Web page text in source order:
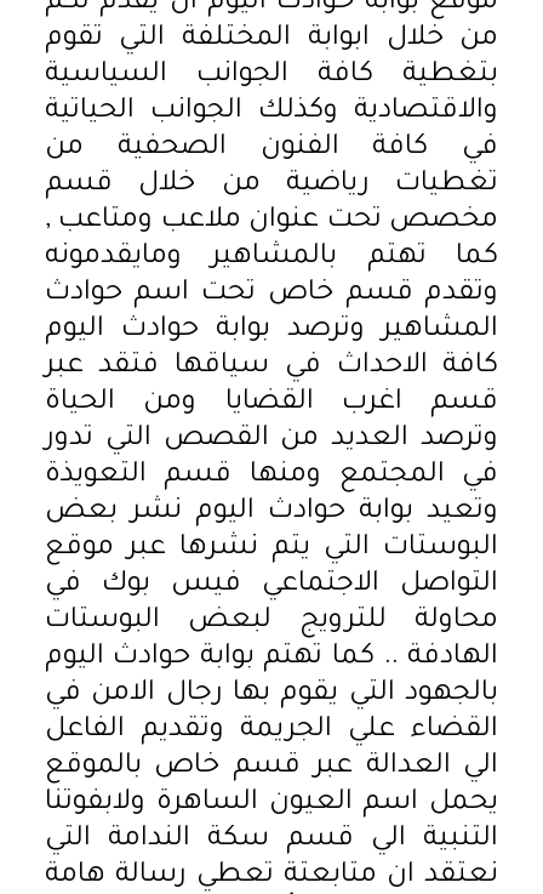
من خلال ابوابة المختلفة التي تقوم
بتغطية كافة الجوانب السياسية
والاقتصادية وكذلك الجوانب الحياتية
في كافة الفنون الصحفية من
تغطيات رياضية من خلال قسم
مخصص تحت عنوان ملاعب ومتاعب ,
كما تهتم بالمشاهير ومايقدمونه
وتقدم قسم خاص تحت اسم حوادث
المشاهير وترصد بوابة حوادث اليوم
كافة الاحداث في سياقها فتقد عبر
قسم اغرب القضايا ومن الحياة
وترصد العديد من القصص التي تدور
في المجتمع ومنها قسم التعويذة
وتعيد بوابة حوادث اليوم نشر بعض
البوستات التي يتم نشرها عبر موقع
التواصل الاجتماعي فيس بوك في
محاولة للترويج لبعض البوستات
الهادفة .. كما تهتم بوابة حوادث اليوم
بالجهود التي يقوم بها رجال الامن في
القضاء علي الجريمة وتقديم الفاعل
الي العدالة عبر قسم خاص بالموقع
يحمل اسم العيون الساهرة ولابفوتنا
التنبية الي قسم سكة الندامة التي
نعتقد ان متابعتة تعطي رسالة هامة